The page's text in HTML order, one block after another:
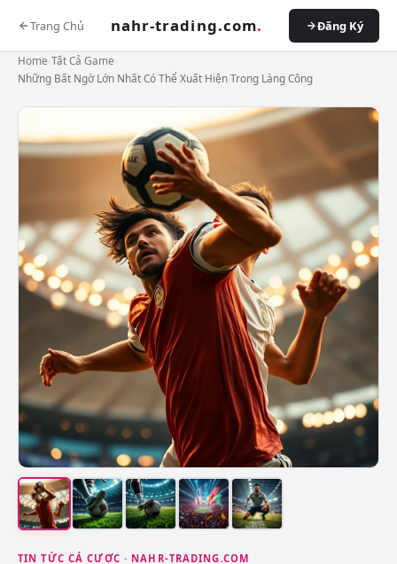
Trang Chủ nahr-trading.com. Đăng Ký
Home Tất Cả Game
Những Bất Ngờ Lớn Nhất Có Thể Xuất Hiện Trong Làng Công
TIN TỨC CÁ CƯỢC · NAHR-TRADING.COM